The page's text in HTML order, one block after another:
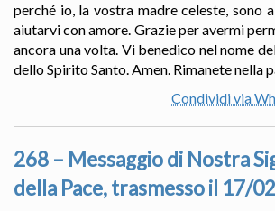
perché io, la vostra madre celeste, sono
aiutarvi con amore. Grazie per avermi
ancora una volta. Vi benedico nel nome
dello Spirito Santo. Amen. Rimanete nella
Condividi via
268 – Messaggio di Nostra
della Pace, trasmesso il 17/